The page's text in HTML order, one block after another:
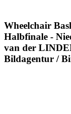
Wheelchair
Halbfinale -
van der
Bildagentur /